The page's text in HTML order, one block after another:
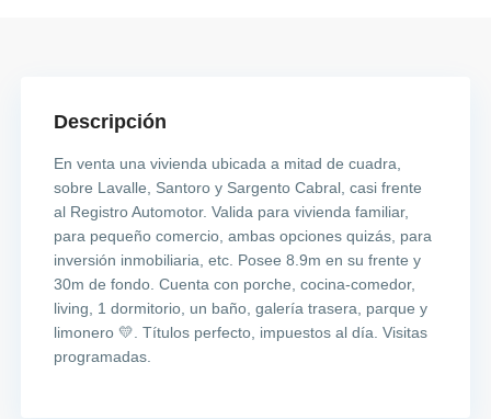
Descripción
En venta una vivienda ubicada a mitad de cuadra,
sobre Lavalle, Santoro y Sargento Cabral, casi frente
al Registro Automotor. Valida para vivienda familiar,
para pequeño comercio, ambas opciones quizás, para
inversión inmobiliaria, etc. Posee 8.9m en su frente y
30m de fondo. Cuenta con porche, cocina-comedor,
living, 1 dormitorio, un baño, galería trasera, parque y
limonero 💛. Títulos perfecto, impuestos al día. Visitas
programadas.